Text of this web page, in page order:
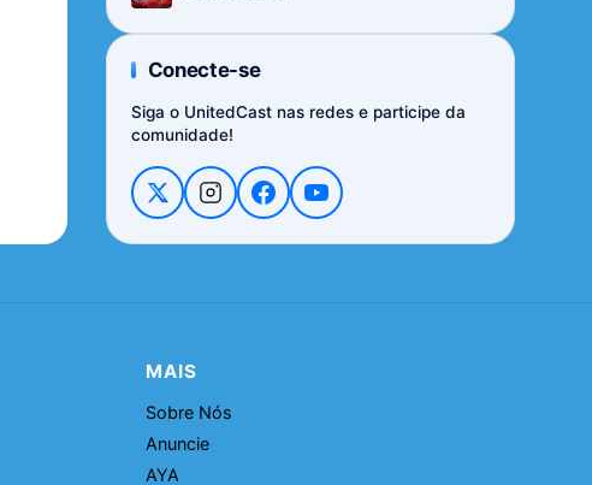
Conecte-se
Siga o UnitedCast nas redes e participe da
comunidade!
MAIS
Sobre Nós
Anuncie
AYA